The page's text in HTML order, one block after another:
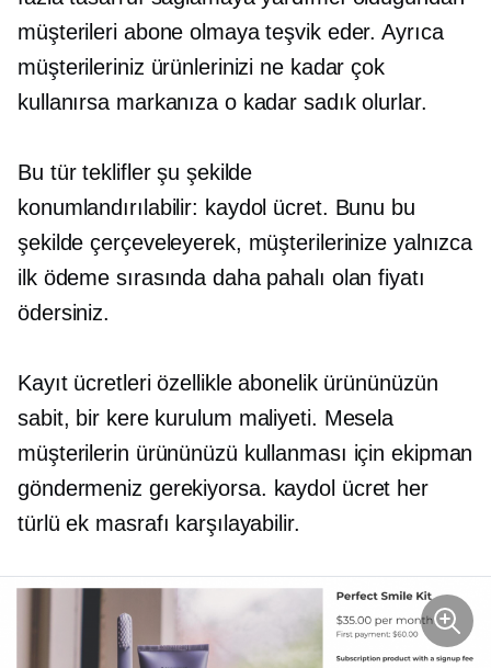
müşterileri abone olmaya teşvik eder. Ayrıca
müşterileriniz ürünlerinizi ne kadar çok
kullanırsa markanıza o kadar sadık olurlar.
Bu tür teklifler şu şekilde
konumlandırılabilir: kaydol ücret. Bunu bu
şekilde çerçeveleyerek, müşterilerinize yalnızca
ilk ödeme sırasında daha pahalı olan fiyatı
ödersiniz.
Kayıt ücretleri özellikle abonelik ürününüzün
sabit, bir kerekurulum maliyeti. Mesela
müşterilerin ürününüzü kullanması için ekipman
göndermeniz gerekiyorsa. kaydol ücret her
türlü ek masrafı karşılayabilir.